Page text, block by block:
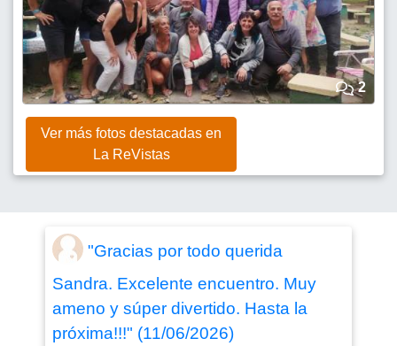
2
Ver más fotos destacadas en
La ReVistas
"Gracias por todo querida
Sandra. Excelente encuentro. Muy
ameno y súper divertido. Hasta la
próxima!!!" (11/06/2026)